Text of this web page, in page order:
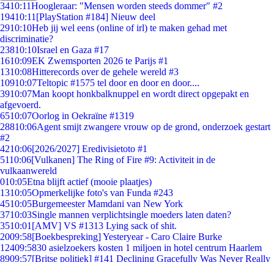
3410:11Hoogleraar: "Mensen worden steeds dommer" #2
19410:11 [PlayStation #184] Nieuw deel
2910:10Heb jij wel eens (online of irl) te maken gehad met
discriminatie?
23810:10Israel en Gaza #17
1610:09EK Zwemsporten 2026 te Parijs #1
1310:08Hitterecords over de gehele wereld #3
10910:07Teltopic #1575 tel door en door en door....
3910:07Man koopt honkbalknuppel en wordt direct opgepakt en
afgevoerd.
6510:07Oorlog in Oekraïne #1319
28810:06Agent smijt zwangere vrouw op de grond, onderzoek gestart
#2
4210:06[2026/2027] Eredivisietoto #1
5110:06[Vulkanen] The Ring of Fire #9: Activiteit in de
vulkaanwereld
010:05Etna blijft actief (mooie plaatjes)
1310:05Opmerkelijke foto's van Funda #243
4510:05Burgemeester Mamdani van New York
3710:03Single mannen verplichtsingle moeders laten daten?
3510:01 [AMV] VS #1313 Lying sack of shit.
2009:58[Boekbespreking] Yesteryear - Caro Claire Burke
12409:5830 asielzoekers kosten 1 miljoen in hotel centrum Haarlem
8909:57[Britse politiek] #141 Declining Gracefully Was Never Really